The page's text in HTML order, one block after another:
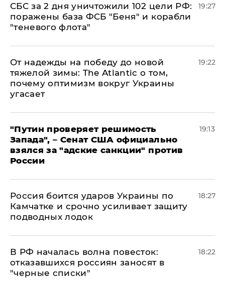
СБС за 2 дня уничтожили 102 цели РФ:
поражены база ФСБ "Беня" и корабли
"теневого флота"
19:27
От надежды на победу до новой
тяжелой зимы: The Atlantic о том,
почему оптимизм вокруг Украины
угасает
19:22
"Путин проверяет решимость
Запада", – Сенат США официально
взялся за "адские санкции" против
России
19:13
Россия боится ударов Украины по
Камчатке и срочно усиливает защиту
подводных лодок
18:27
​В РФ началась волна повесток:
отказавшихся россиян заносят в
"черные списки"
18:22